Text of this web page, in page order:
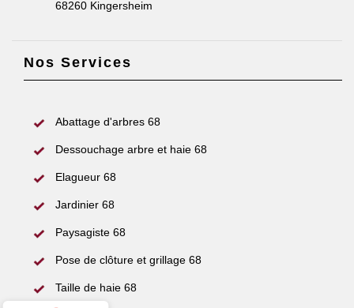
68260 Kingersheim
Nos Services
Abattage d'arbres 68
Dessouchage arbre et haie 68
Elagueur 68
Jardinier 68
Paysagiste 68
Pose de clôture et grillage 68
Taille de haie 68